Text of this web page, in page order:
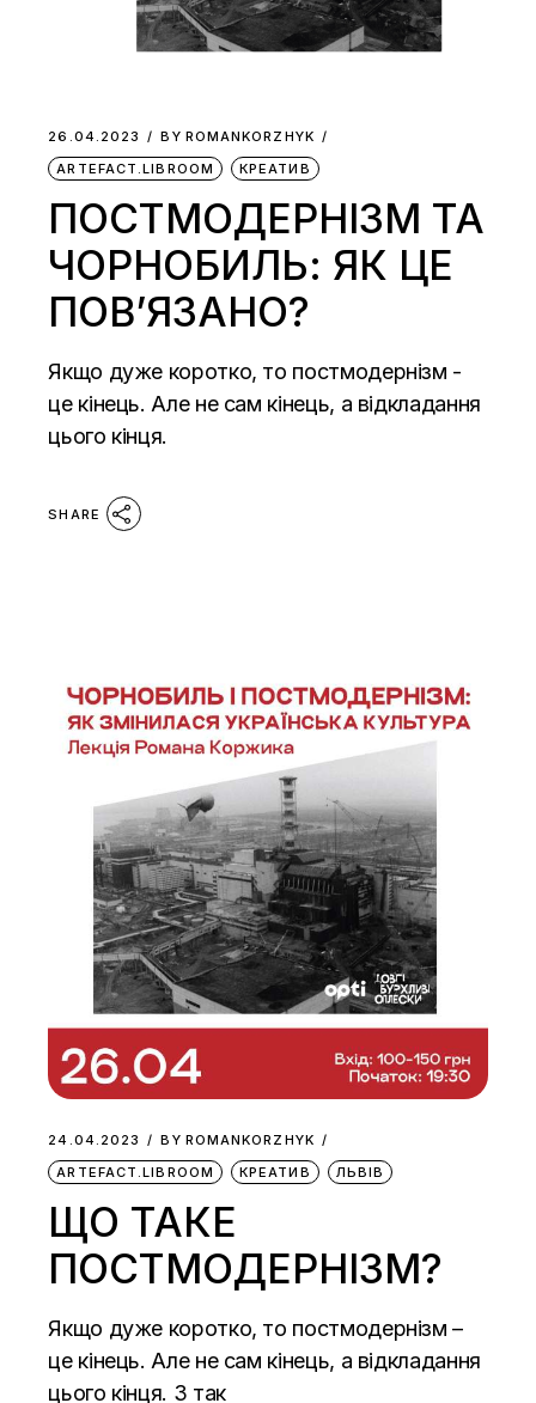
26.04.2023 BY ROMANKORZHYK
ARTEFACT.LIBROOM
КРЕАТИВ
ПОСТМОДЕРНІЗМ ТА
ЧОРНОБИЛЬ: ЯК ЦЕ
ПОВ’ЯЗАНО?
Якщо дуже коротко, то постмодернізм -
це кінець. Але не сам кінець, а відкладання
цього кінця.
SHARE
24.04.2023 BY ROMANKORZHYK
ARTEFACT.LIBROOM
КРЕАТИВ ЛЬВІВ
ЩО ТАКЕ
ПОСТМОДЕРНІЗМ?
Якщо дуже коротко, то постмодернізм –
це кінець. Але не сам кінець, а відкладання
цього кінця. З так